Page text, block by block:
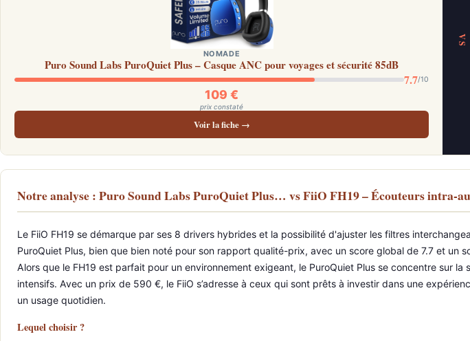
NOMADE
Puro Sound Labs PuroQuiet Plus – Casque ANC pour voyages et sécurité 85dB
7.7/10
109 €
prix constaté
Voir la fiche →
VS
Notre analyse : Puro Sound Labs PuroQuiet Plus… vs FiiO FH19 – Écouteurs intra-
Le FiiO FH19 se démarque par ses 8 drivers hybrides et la possibilité d'ajuster les filtres
PuroQuiet Plus, bien que bien noté pour son rapport qualité-prix, avec un score global de 7.7 et
Alors que le FH19 est parfait pour un environnement exigeant, le PuroQuiet Plus se concentre sur
intensifs. Avec un prix de 590 €, le FiiO s’adresse à ceux qui sont prêts à investir dans une
un usage quotidien.
Lequel choisir ?